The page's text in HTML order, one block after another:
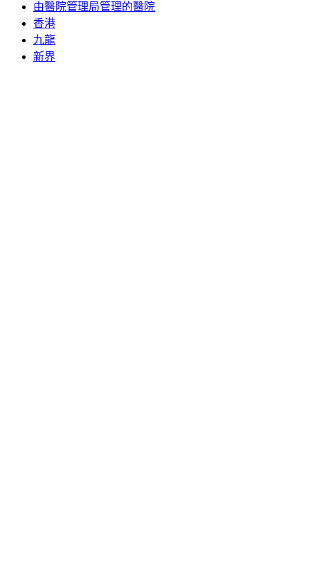
由醫院管理局管理的醫院
香港
九龍
新界